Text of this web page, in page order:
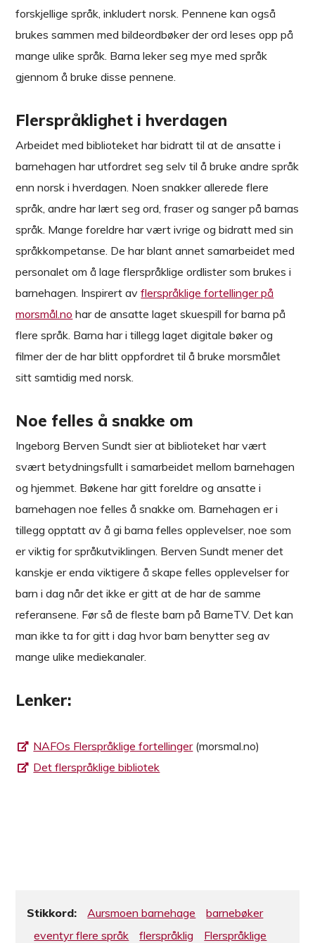
forskjellige språk, inkludert norsk. Pennene kan også
brukes sammen med bildeordbøker der ord leses opp på
mange ulike språk. Barna leker seg mye med språk
gjennom å bruke disse pennene.
Flerspråklighet i hverdagen
Arbeidet med biblioteket har bidratt til at de ansatte i
barnehagen har utfordret seg selv til å bruke andre språk
enn norsk i hverdagen. Noen snakker allerede flere
språk, andre har lært seg ord, fraser og sanger på barnas
språk. Mange foreldre har vært ivrige og bidratt med sin
språkkompetanse. De har blant annet samarbeidet med
personalet om å lage flerspråklige ordlister som brukes i
barnehagen. Inspirert avflerspråklige fortellinger på
morsmål.no har de ansatte laget skuespill for barna på
flere språk. Barna har i tillegg laget digitale bøker og
filmer der de har blitt oppfordret til å bruke morsmålet
sitt samtidig med norsk.
Noe felles å snakke om
Ingeborg Berven Sundt sier at biblioteket har vært
svært betydningsfullt i samarbeidet mellom barnehagen
og hjemmet. Bøkene har gitt foreldre og ansatte i
barnehagen noe felles å snakke om. Barnehagen er i
tillegg opptatt av å gi barna felles opplevelser, noe som
er viktig for språkutviklingen. Berven Sundt mener det
kanskje er enda viktigere å skape felles opplevelser for
barn i dag når det ikke er gitt at de har de samme
referansene. Før så de fleste barn på BarneTV. Det kan
man ikke ta for gitt i dag hvor barn benytter seg av
mange ulike mediekanaler.
Lenker:
NAFOs Flerspråklige fortellinger(morsmal.no)
Det flerspråklige bibliotek
Stikkord: Aursmoen barnehage
barnebøker
eventyr flere språk
flerspråklig
Flerspråklige